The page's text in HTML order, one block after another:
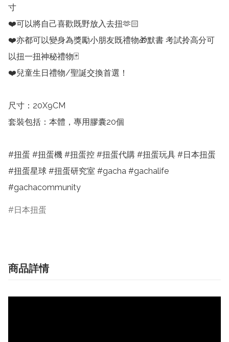
寸
❤️可以將自己喜歡既野放入去扭🫶🏻
❤️亦都可以變身為獎勵小朋友既禮物🎁默書 考試拎高分可
以扭一扭神秘禮物🃏
❤️兒童生日禮物/聖誕交換首選！
尺寸：20X9CM
套裝包括：本體，專用膠囊20個
#扭蛋 #扭蛋機 #扭蛋控 #扭蛋代購 #扭蛋玩具 #日本扭蛋
#扭蛋星球 #扭蛋研究室 #gacha #gachalife
#gachacommunity
日本扭蛋
商品詳情